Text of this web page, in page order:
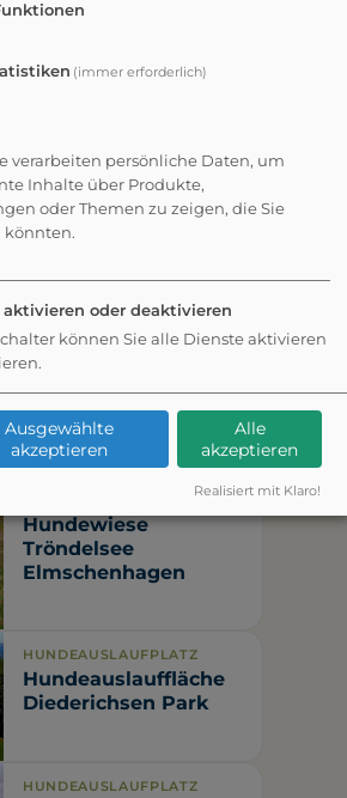
bei Hitze
& Eis
HUNDESTRAND
Hundestrand
Flensburg Solitüde
HUNDESTRAND
Hundestrand
Ostseebad
Sandstrand
HUNDEAUSLAUFPLATZ
Hundewiese
Tröndelsee
Elmschenhagen
HUNDEAUSLAUFPLATZ
Hundeauslauffläche
Diederichsen Park
HUNDEAUSLAUFPLATZ
(immer erforderlich)
verarbeiten persönliche Daten, um
Inhalte über Produkte,
oder Themen zu zeigen, die Sie
könnten.
oder deaktivieren
können Sie alle Dienste aktivieren
Ausgewählte
akzeptieren
Alle
akzeptieren
Realisiert mit Klaro!